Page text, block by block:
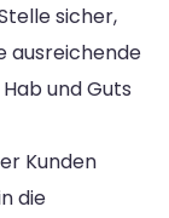
sicher,
ausreichende
und Guts
Kunden
die